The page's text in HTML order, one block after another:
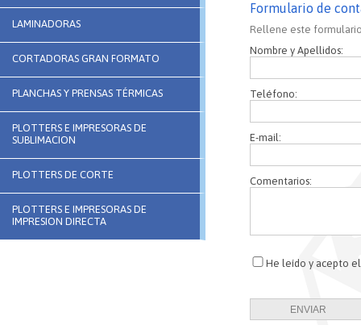
LAMINADORAS
CORTADORAS GRAN FORMATO
PLANCHAS Y PRENSAS TÉRMICAS
PLOTTERS E IMPRESORAS DE
SUBLIMACION
PLOTTERS DE CORTE
PLOTTERS E IMPRESORAS DE
IMPRESION DIRECTA
Formulario de
Rellene este
Nombre y Apellidos:
Teléfono:
E-mail:
Comentarios:
He leído y acepto el